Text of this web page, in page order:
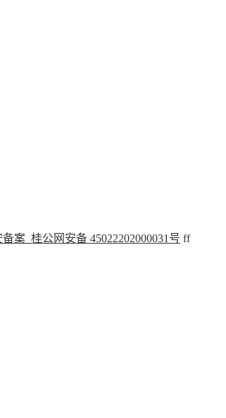
桂公网安备 45022202000031号 ff